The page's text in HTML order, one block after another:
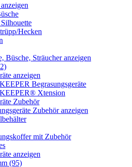
Hecken
Büsche, Sträucher anzeigen
anzeigen
Begrasungsgeräte
Xtension
Zubehör
Zubehör anzeigen
mit Zubehör
anzeigen
(95)